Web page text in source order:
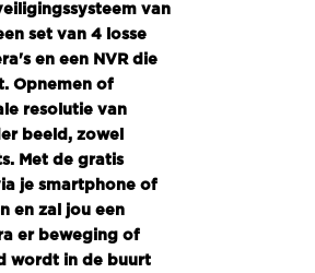
van
set van 4 losse
en een NVR die
Opnemen of
resolutie van
beeld, zowel
Met de gratis
je smartphone of
en zal jou een
er beweging of
wordt in de buurt